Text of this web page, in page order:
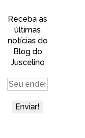
Receba as
últimas
notícias do
Blog do
Juscelino